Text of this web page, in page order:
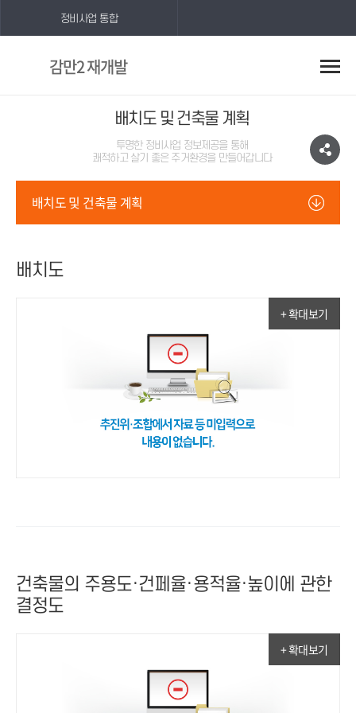
정비사업 통합
감만2 재개발
배치도 및 건축물 계획
투명한 정비사업 정보제공을 통해
쾌적하고 살기 좋은 주거환경을 만들어갑니다
배치도 및 건축물 계획
배치도
+ 확대보기
건축물의 주용도·건페율·용적율·높이에 관한
결정도
+ 확대보기